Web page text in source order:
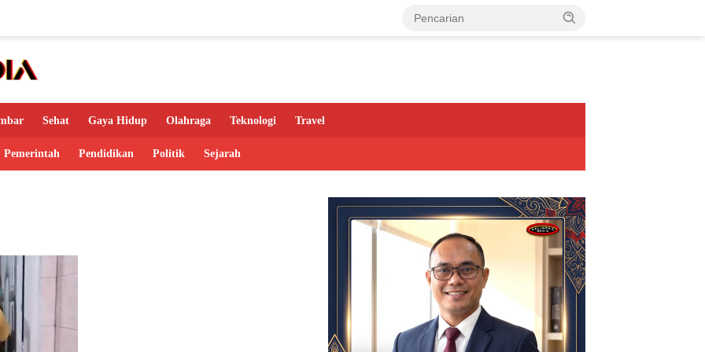
Sehat Gaya Hidup Olahraga Teknologi Travel
Pemerintah Pendidikan Politik Sejarah